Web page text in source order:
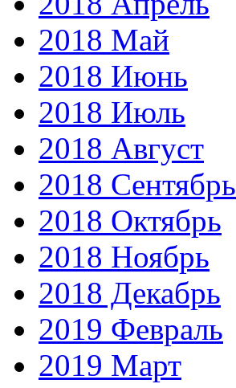
2018 Май
2018 Июнь
2018 Июль
2018 Август
2018 Сентябрь
2018 Октябрь
2018 Ноябрь
2018 Декабрь
2019 Февраль
2019 Март